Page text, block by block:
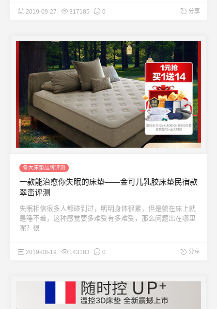
2019-09-27 317185 0 分享
各大床垫品牌评测
一款能治愈你失眠的床垫——金可儿乳胶床垫民宿款
翠峦评测
失眠相信很多人都碰到过，明明身体很累，但是躺在床上就
是睡不着，这种感觉要多难受有多难受，那么问题出在哪里
呢？很 ...
2019-08-19 143183 0 分享